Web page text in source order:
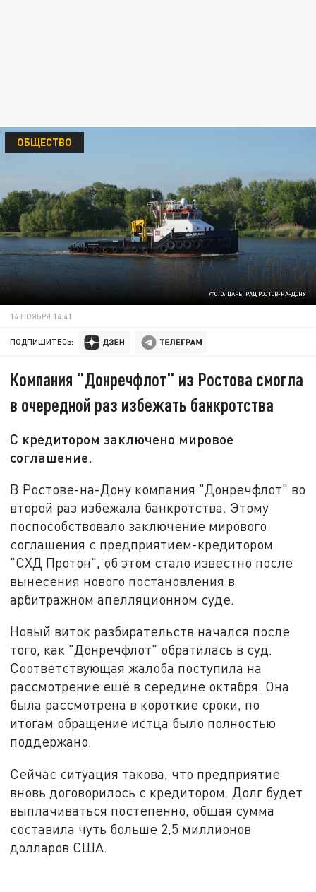
ФОТО: ЦАРЬГРАД РОСТОВ-НА-ДОНУ
ОБЩЕСТВО
14 НОЯБРЯ 14:41
ПОДПИШИТЕСЬ:
Компания "Донречфлот" из Ростова смогла
в очередной раз избежать банкротства
С кредитором заключено мировое
соглашение.
В Ростове-на-Дону компания "Донречфлот" во
второй раз избежала банкротства. Этому
поспособствовало заключение мирового
соглашения с предприятием-кредитором
"СХД Протон", об этом стало известно после
вынесения нового постановления в
арбитражном апелляционном суде.
Новый виток разбирательств начался после
того, как "Донречфлот" обратилась в суд.
Соответствующая жалоба поступила на
рассмотрение ещё в середине октября. Она
была рассмотрена в короткие сроки, по
итогам обращение истца было полностью
поддержано.
Сейчас ситуация такова, что предприятие
вновь договорилось с кредитором. Долг будет
выплачиваться постепенно, общая сумма
составила чуть больше 2,5 миллионов
долларов США.